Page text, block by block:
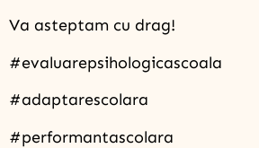
Va asteptam cu drag!
#evaluarepsihologicascoala
#adaptarescolara
#performantascolara